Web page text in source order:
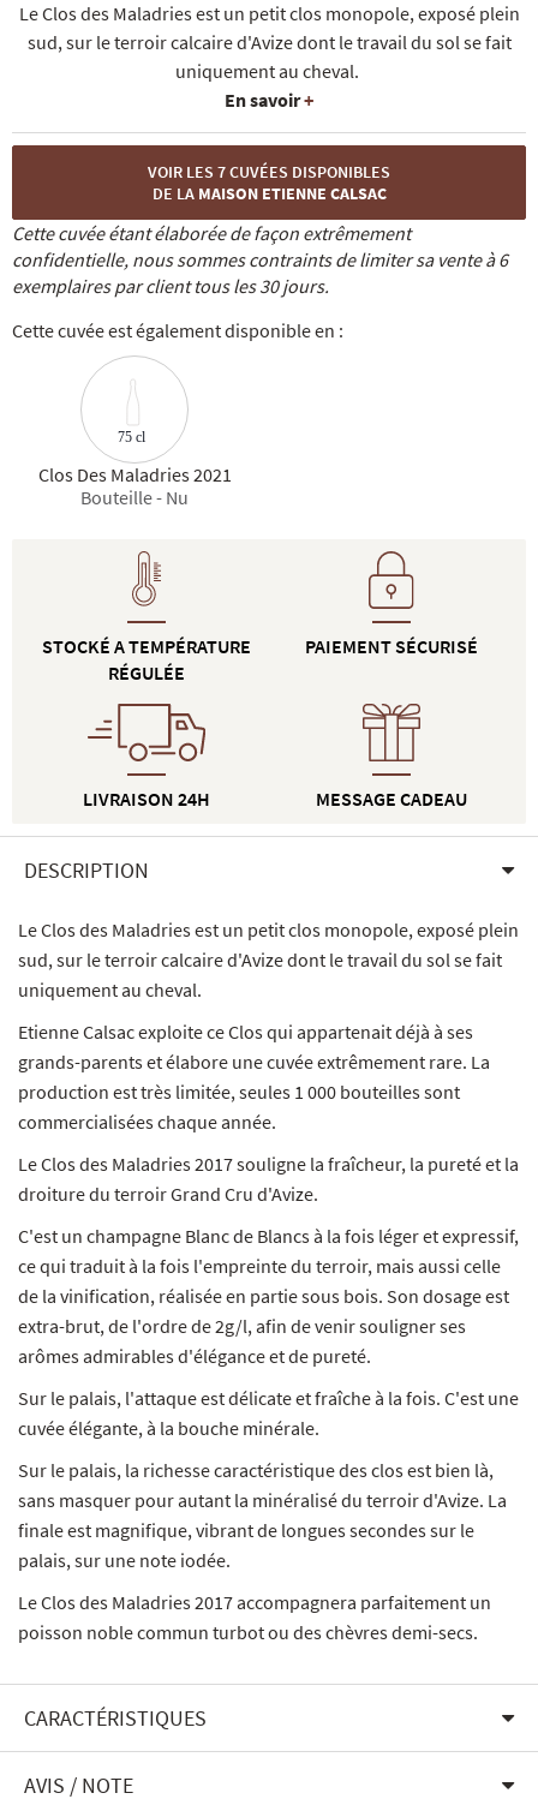
Le Clos des Maladries est un petit clos monopole, exposé plein
sud, sur le terroir calcaire d'Avize dont le travail du sol se fait
uniquement au cheval.
En savoir+
VOIR LES 7 CUVÉES DISPONIBLES
DE LA MAISON ETIENNE CALSAC
Cette cuvée étant élaborée de façon extrêmement
confidentielle, nous sommes contraints de limiter sa vente à 6
exemplaires par client tous les 30 jours.
Cette cuvée est également disponible en :
75 cl
Clos Des Maladries 2021
Bouteille - Nu
STOCKÉ A TEMPÉRATURE
RÉGULÉE
LIVRAISON 24H
PAIEMENT SÉCURISÉ
MESSAGE CADEAU
DESCRIPTION
Le Clos des Maladries est un petit clos monopole, exposé plein
sud, sur le terroir calcaire d'Avize dont le travail du sol se fait
uniquement au cheval.
Etienne Calsac exploite ce Clos qui appartenait déjà à ses
grands-parents et élabore une cuvée extrêmement rare. La
production est très limitée, seules 1 000 bouteilles sont
commercialisées chaque année.
Le Clos des Maladries 2017 souligne la fraîcheur, la pureté et la
droiture du terroir Grand Cru d'Avize.
C'est un champagne Blanc de Blancs à la fois léger et expressif,
ce qui traduit à la fois l'empreinte du terroir, mais aussi celle
de la vinification, réalisée en partie sous bois. Son dosage est
extra-brut, de l'ordre de 2g/l, afin de venir souligner ses
arômes admirables d'élégance et de pureté.
Sur le palais, l'attaque est délicate et fraîche à la fois. C'est une
cuvée élégante, à la bouche minérale.
Sur le palais, la richesse caractéristique des clos est bien là,
sans masquer pour autant la minéralisé du terroir d'Avize. La
finale est magnifique, vibrant de longues secondes sur le
palais, sur une note iodée.
Le Clos des Maladries 2017 accompagnera parfaitement un
poisson noble commun turbot ou des chèvres demi-secs.
CARACTÉRISTIQUES
AVIS / NOTE